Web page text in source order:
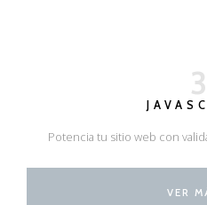
3
Potencia tu sitio web con
VER